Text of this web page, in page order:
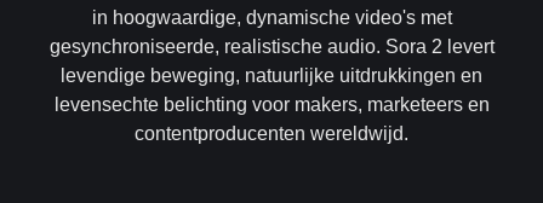
in hoogwaardige, dynamische video's met
gesynchroniseerde, realistische audio. Sora 2 levert
levendige beweging, natuurlijke uitdrukkingen en
levensechte belichting voor makers, marketeers en
contentproducenten wereldwijd.